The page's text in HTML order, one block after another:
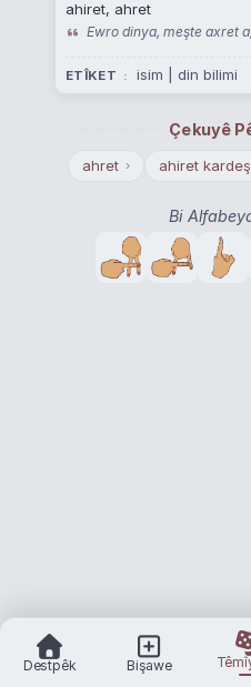
ahiret, ahret
Ewro dinya, meşte axret
ETÎKET isim | din bilimi
Çekuyê
ahret › ahiret
Bi
Destpêk Bişawe